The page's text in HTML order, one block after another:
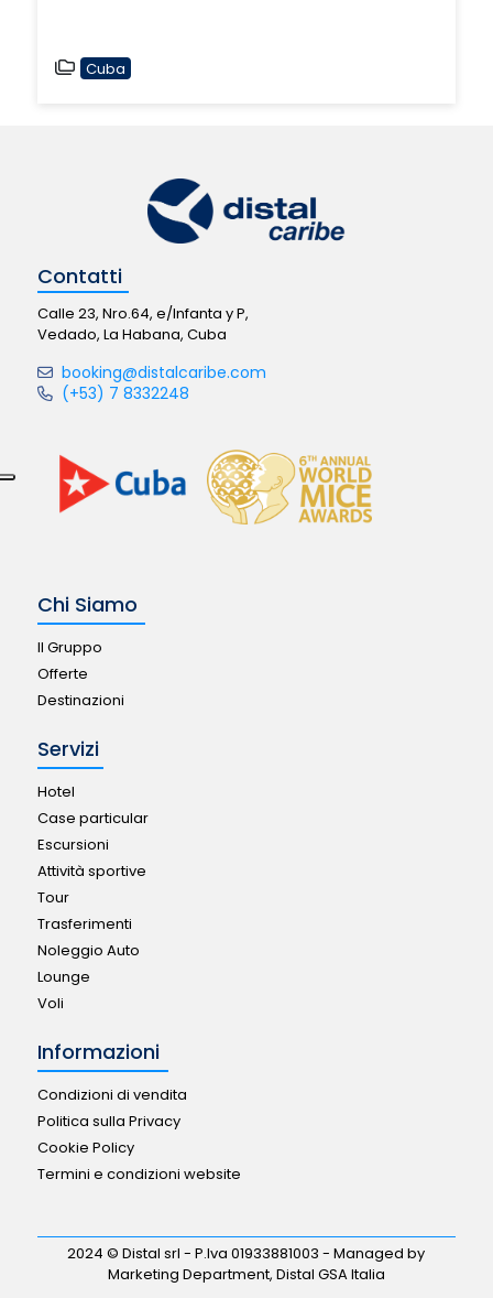
Cuba
Contatti
Calle 23, Nro.64, e/Infanta y P,
Vedado, La Habana, Cuba
booking@distalcaribe.com
(+53) 7 8332248
Chi Siamo
Il Gruppo
Offerte
Destinazioni
Servizi
Hotel
Case particular
Escursioni
Attività sportive
Tour
Trasferimenti
Noleggio Auto
Lounge
Voli
Informazioni
Condizioni di vendita
Politica sulla Privacy
Cookie Policy
Termini e condizioni website
2024 © Distal srl - P.Iva 01933881003 - Managed by
Marketing Department, Distal GSA Italia